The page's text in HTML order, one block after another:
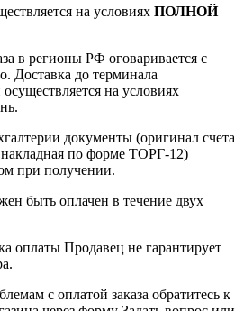
на условиях ПОЛНОЙ
в регионы РФ оговаривается с
Доставка до терминала
на условиях
документы (оригинал счета
накладная по форме ТОРГ-12)
при получении.
быть оплачен в течение двух
оплаты Продавец не гарантирует
с оплатой заказа обратитесь к